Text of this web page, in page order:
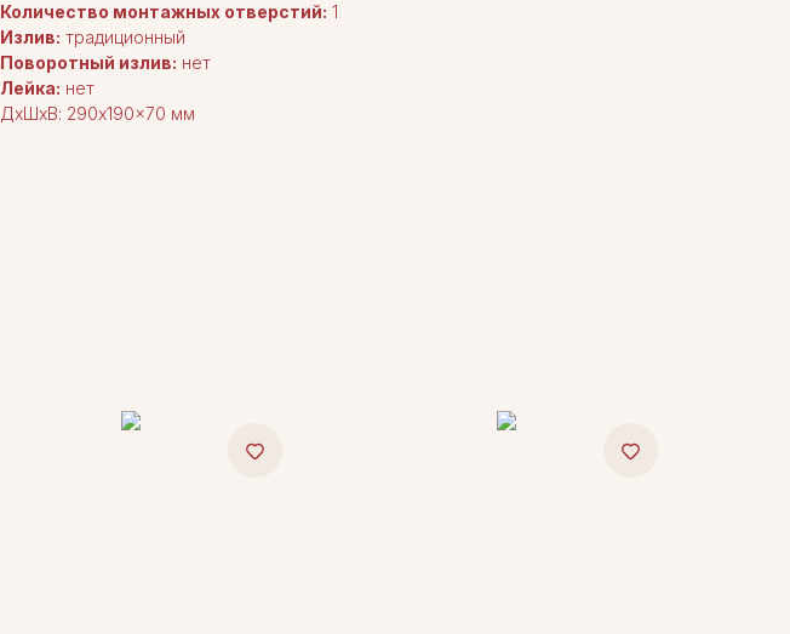
Количество монтажных отверстий: 1
Излив: традиционный
Поворотный излив: нет
Лейка: нет
ДxШxВ: 290x190x70 мм